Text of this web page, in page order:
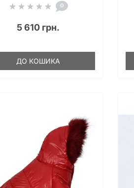
0
5 610 грн.
ДО КОШИКА